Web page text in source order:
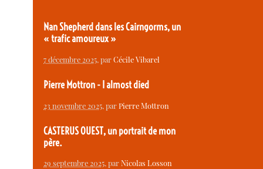
Nan Shepherd dans les Cairngorms, un
« trafic amoureux »
7 décembre 2025, parCécile Vibarel
Pierre Mottron - I almost died
23 novembre 2025, parPierre Mottron
CASTERUS OUEST, un portrait de mon
père.
29 septembre 2025, parNicolas Losson